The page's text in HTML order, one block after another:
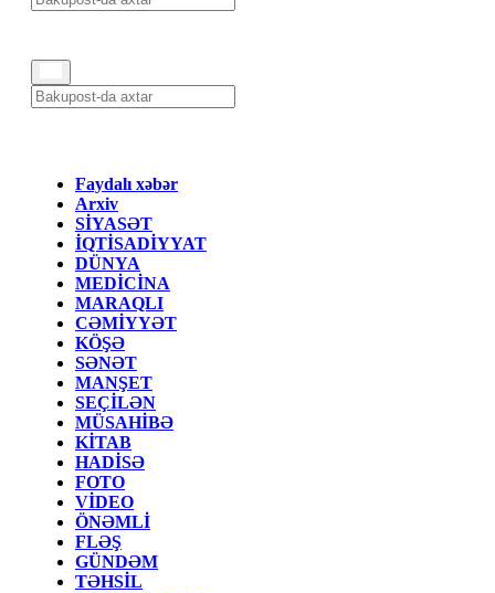
Faydalı xəbər
Arxiv
SİYASƏT
İQTİSADİYYAT
DÜNYA
MEDİCİNA
MARAQLI
CƏMİYYƏT
KÖŞƏ
SƏNƏT
MANŞET
SEÇİLƏN
MÜSAHİBƏ
KİTAB
HADİSƏ
FOTO
VİDEO
ÖNƏMLİ
FLƏŞ
GÜNDƏM
TƏHSİL